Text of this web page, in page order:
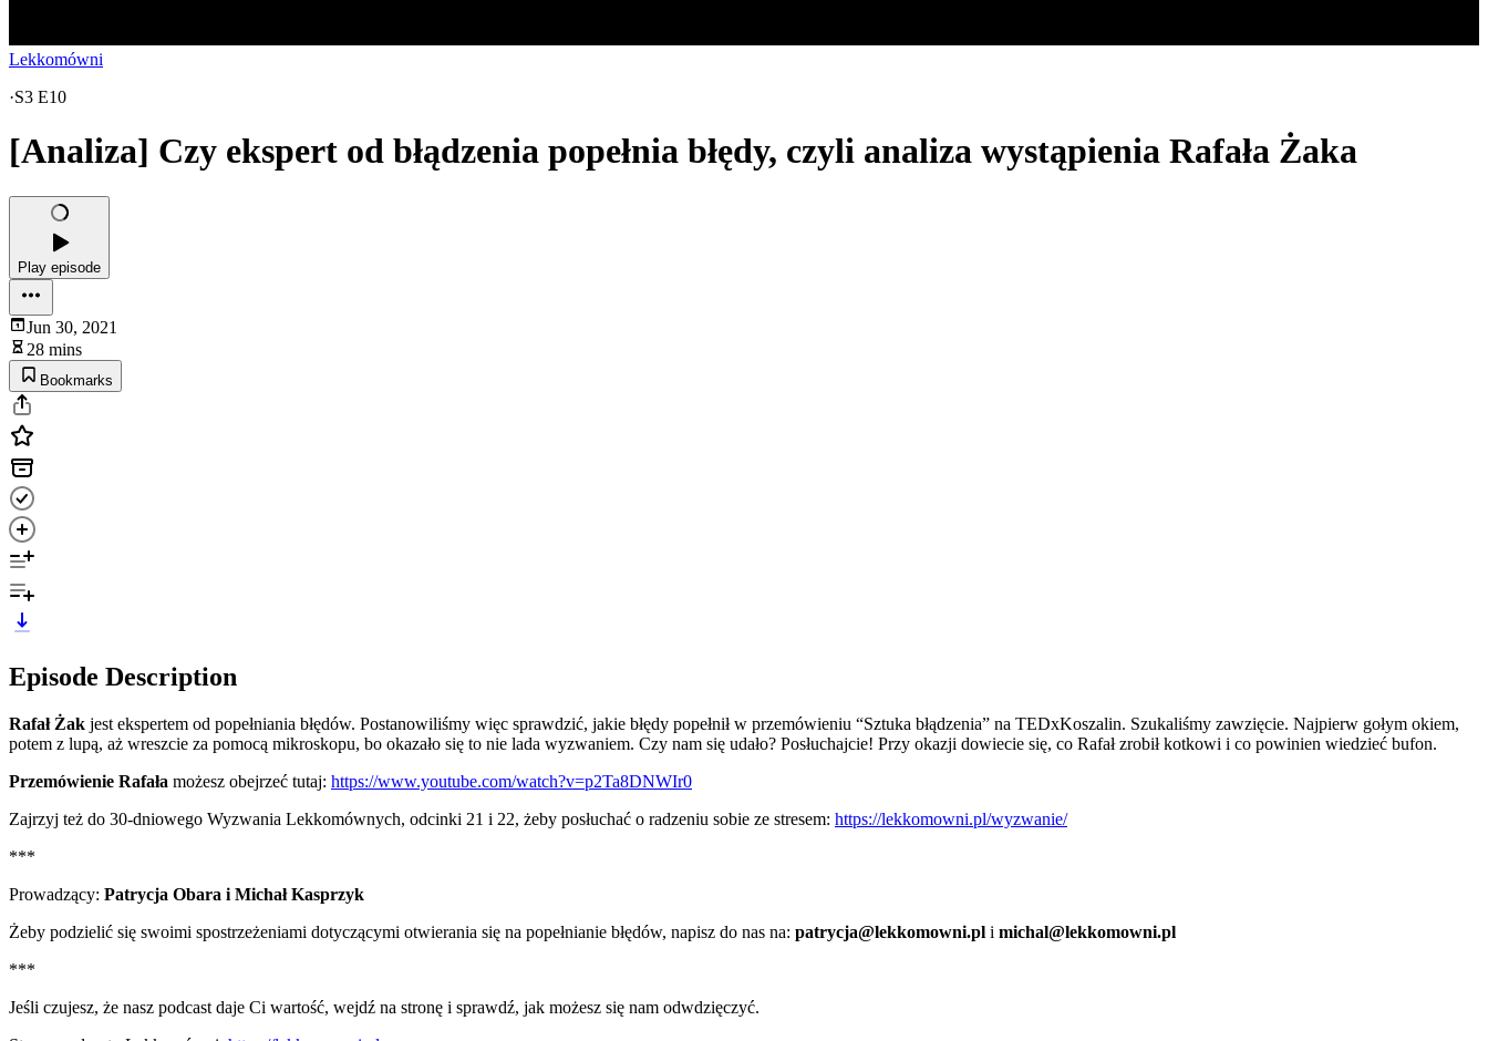
Lekkomówni
·S3 E10
[Analiza] Czy ekspert od błądzenia popełnia błędy, czyli analiza wystąpienia Rafała Żaka
Play episode
Jun 30, 2021
28 mins
Bookmarks
Episode Description
Rafał Żak jest ekspertem od popełniania błędów. Postanowiliśmy więc sprawdzić, jakie błędy popełnił w przemówieniu “Sztuka błądzenia” na TEDxKoszalin. Szukaliśmy zawzięcie. Najpierw gołym okiem,
potem z lupą, aż wreszcie za pomocą mikroskopu, bo okazało się to nie lada wyzwaniem. Czy nam się udało? Posłuchajcie! Przy okazji dowiecie się, co Rafał zrobił kotkowi i co powinien wiedzieć bufon.
Przemówienie Rafała możesz obejrzeć tutaj: https://www.youtube.com/watch?v=p2Ta8DNWIr0
Zajrzyj też do 30-dniowego Wyzwania Lekkomównych, odcinki 21 i 22, żeby posłuchać o radzeniu sobie ze stresem: https://lekkomowni.pl/wyzwanie/
***
Prowadzący: Patrycja Obara i Michał Kasprzyk
Żeby podzielić się swoimi spostrzeżeniami dotyczącymi otwierania się na popełnianie błędów, napisz do nas na: patrycja@lekkomowni.pl i michal@lekkomowni.pl
***
Jeśli czujesz, że nasz podcast daje Ci wartość, wejdź na stronę i sprawdź, jak możesz się nam odwdzięczyć.